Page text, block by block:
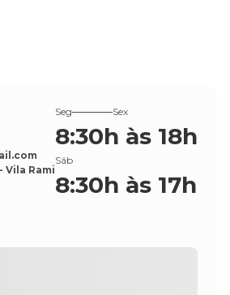
Vila Rami
Seg Sex
8:30h às 18h
Sáb
8:30h às 17h